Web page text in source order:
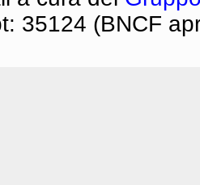
35124 (BNCF